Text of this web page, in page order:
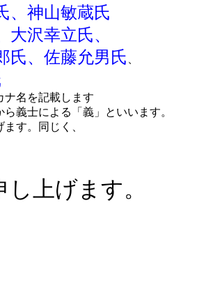
、 神山敏蔵氏
沢幸立氏、
氏、佐藤允男氏
ナ名を記載します
義士による「義」といいます。
す。同じく、
上げます。